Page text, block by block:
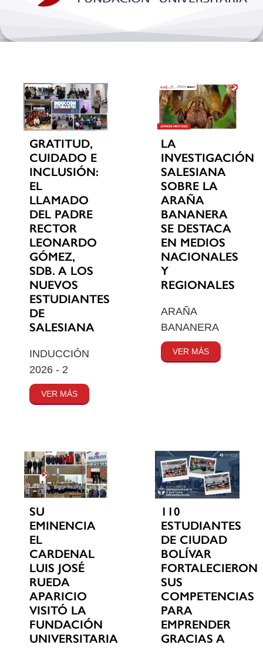
Investigación
Extension y desarrollo
GRATITUD,
CUIDADO E
INCLUSIÓN:
EL
LLAMADO
DEL PADRE
RECTOR
LEONARDO
GÓMEZ,
SDB. A LOS
NUEVOS
ESTUDIANTES
DE
SALESIANA
INDUCCIÓN
2026 - 2
VER MÁS
LA
INVESTIGACIÓN
SALESIANA
SOBRE LA
ARAÑA
BANANERA
SE DESTACA
EN MEDIOS
NACIONALES
Y
REGIONALES
ARAÑA
BANANERA
VER MÁS
SU
EMINENCIA
EL
CARDENAL
LUIS JOSÉ
RUEDA
APARICIO
VISITÓ LA
FUNDACIÓN
UNIVERSITARIA
110
ESTUDIANTES
DE CIUDAD
BOLÍVAR
FORTALECIERON
SUS
COMPETENCIAS
PARA
EMPRENDER
GRACIAS A